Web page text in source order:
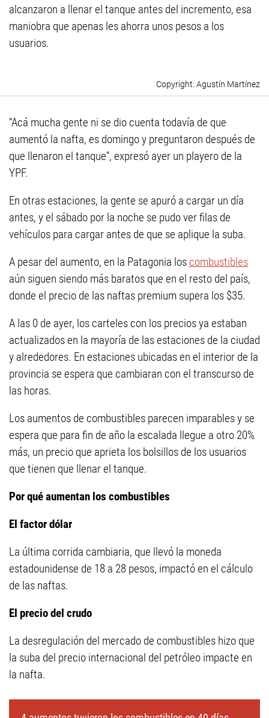
alcanzaron a llenar el tanque antes del incremento, esa
maniobra que apenas les ahorra unos pesos a los
usuarios.
Agustín Martínez
“Acá mucha gente ni se dio cuenta todavía de que
aumentó la nafta, es domingo y preguntaron después de
que llenaron el tanque”, expresó ayer un playero de la
YPF.
En otras estaciones, la gente se apuró a cargar un día
antes, y el sábado por la noche se pudo ver filas de
vehículos para cargar antes de que se aplique la suba.
A pesar del aumento, en la Patagonia los combustibles
aún siguen siendo más baratos que en el resto del país,
donde el precio de las naftas premium supera los $35.
A las 0 de ayer, los carteles con los precios ya estaban
actualizados en la mayoría de las estaciones de la ciudad
y alrededores. En estaciones ubicadas en el interior de la
provincia se espera que cambiaran con el transcurso de
las horas.
Los aumentos de combustibles parecen imparables y se
espera que para fin de año la escalada llegue a otro 20%
más, un precio que aprieta los bolsillos de los usuarios
que tienen que llenar el tanque.
Por qué aumentan los combustibles
El factor dólar
La última corrida cambiaria, que llevó la moneda
estadounidense de 18 a 28 pesos, impactó en el cálculo
de las naftas.
El precio del crudo
La desregulación del mercado de combustibles hizo que
la suba del precio internacional del petróleo impacte en
la nafta.